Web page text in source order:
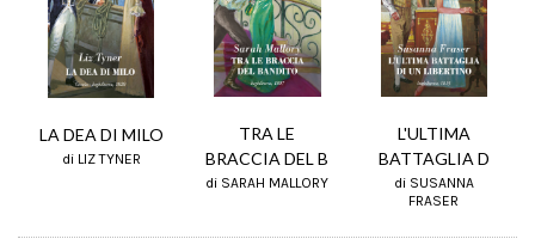
LA DEA DI MILO
di LIZ TYNER
TRA LE
BRACCIA DEL B
di SARAH MALLORY
L'ULTIMA
BATTAGLIA D
di SUSANNA
FRASER